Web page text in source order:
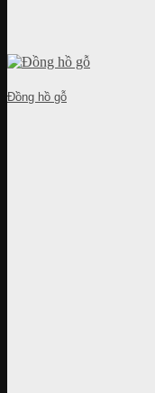
Đồng hồ gỗ